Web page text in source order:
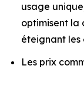
usage
optimisent la
éteignant les
Les prix